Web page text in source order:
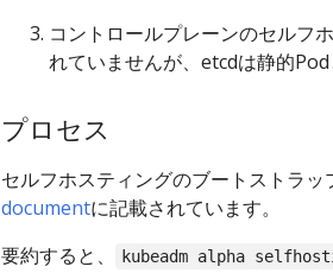
コントロールプレーンのセルフ
れていませんが、etcdは静的Pod
プロセス
セルフホスティングのブートストラッ
documentに記載されています。
要約すると、
kubeadm alpha